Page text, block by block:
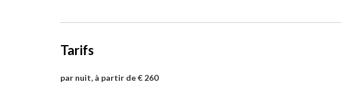
Tarifs
par nuit, à partir de € 260